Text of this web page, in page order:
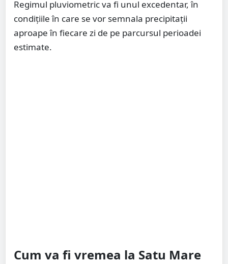
Regimul pluviometric va fi unul excedentar, în
condițiile în care se vor semnala precipitații
aproape în fiecare zi de pe parcursul perioadei
estimate.
Cum va fi vremea la Satu Mare